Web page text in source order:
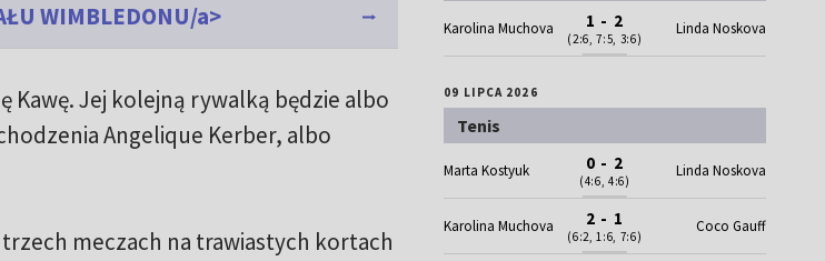
WIMBLEDONU/a>
Kawę. Jej kolejną rywalką będzie albo
Angelique Kerber, albo
trzech meczach na trawiastych kortach
Karolina Muchova 1 - 2
(2:6, 7:5, 3:6)
Linda Noskova
09 LIPCA 2026
Tenis
Marta Kostyuk 0 - 2
(4:6, 4:6)
Linda Noskova
Karolina Muchova 2 - 1
(6:2, 1:6, 7:6)
Coco Gauff